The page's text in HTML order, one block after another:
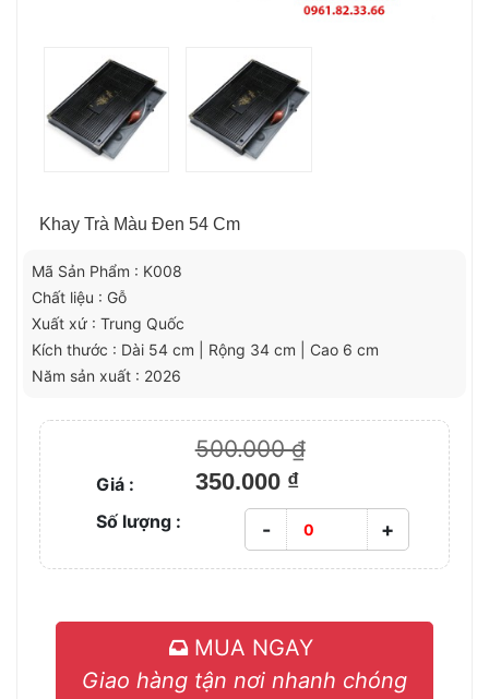
Khay Trà Màu Đen 54 Cm
Mã Sản Phẩm : K008
Chất liệu : Gỗ
Xuất xứ : Trung Quốc
Kích thước : Dài 54 cm | Rộng 34 cm | Cao 6 cm
Năm sản xuất : 2026
500.000 ₫
Giá : 350.000 ₫
Số lượng : - +
MUA NGAY
Giao hàng tận nơi nhanh chóng